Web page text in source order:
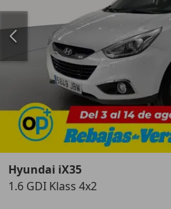
Anterior
Hyundai iX35
1.6 GDI Klass 4x2